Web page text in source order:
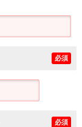
必須
必須